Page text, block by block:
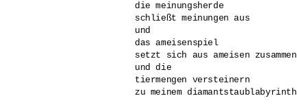
die meinungsherde
schließt meinungen aus
und
das ameisenspiel
setzt sich aus ameisen zusammen
und die
tiermengen versteinern
zu meinem diamantstaublabyrinth